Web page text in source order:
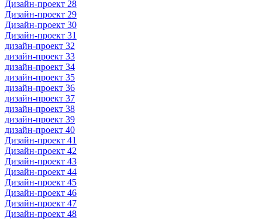
Дизайн-проект 28
Дизайн-проект 29
Дизайн-проект 30
Дизайн-проект 31
дизайн-проект 32
дизайн-проект 33
дизайн-проект 34
дизайн-проект 35
дизайн-проект 36
дизайн-проект 37
дизайн-проект 38
дизайн-проект 39
дизайн-проект 40
Дизайн-проект 41
Дизайн-проект 42
Дизайн-проект 43
Дизайн-проект 44
Дизайн-проект 45
Дизайн-проект 46
Дизайн-проект 47
Дизайн-проект 48